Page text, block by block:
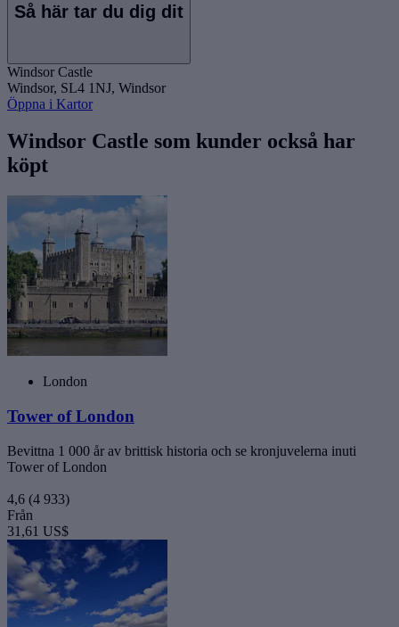
Så här tar du dig dit
Windsor Castle
Windsor, SL4 1NJ, Windsor
Öppna i Kartor
Windsor Castle som kunder också har
köpt
London
Tower of London
Bevittna 1 000 år av brittisk historia och se kronjuvelerna inuti
Tower of London
4,6 (4 933)
Från
31,61 US$